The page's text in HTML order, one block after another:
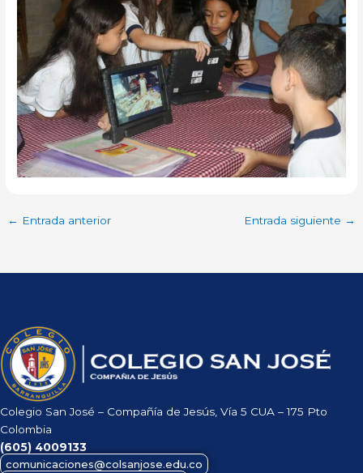
← Entrada anterior Entrada siguiente →
Colegio San José – Compañía de Jesús, Vía 5 CUA – 175 Pto
Colombia
(605) 4009133
comunicaciones@colsanjose.edu.co